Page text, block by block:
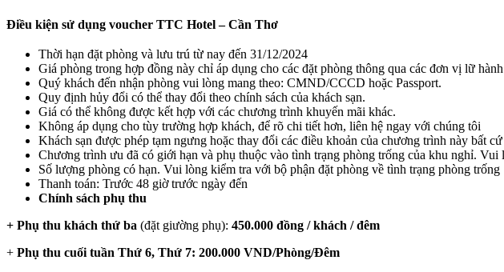
Điều kiện sử dụng voucher TTC Hotel – Cần Thơ
Thời hạn đặt phòng và lưu trú từ nay đến 31/12/2024
Giá phòng trong hợp đồng này chỉ áp dụng cho các đặt phòng thông qua các đơn vị lữ hành
Quý khách đến nhận phòng vui lòng mang theo: CMND/CCCD hoặc Passport.
Quy định hủy đổi có thể thay đổi theo chính sách của khách sạn.
Giá có thể không được kết hợp với các chương trình khuyến mãi khác.
Không áp dụng cho tùy trường hợp khách, để rõ chi tiết hơn, liên hệ ngay với chúng tôi
Khách sạn được phép tạm ngưng hoặc thay đổi các điều khoản của chương trình này bất
Chương trình ưu đã có giới hạn và phụ thuộc vào tình trạng phòng trống của khu nghỉ.
Số lượng phòng có hạn. Vui lòng kiểm tra với bộ phận đặt phòng về tình trạng phòng trống
Thanh toán: Trước 48 giờ trước ngày đến
Chính sách phụ thu
+ Phụ thu khách thứ ba (đặt giường phụ): 450.000 đồng / khách / đêm
+ Phụ thu cuối tuần Thứ 6, Thứ 7: 200.000 VND/Phòng/Đêm